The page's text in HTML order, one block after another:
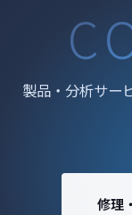
製品・分析サー
修理